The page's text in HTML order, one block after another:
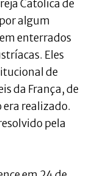
Católica de
algum
enterrados
Eles
de
da França, de
realizado.
pela